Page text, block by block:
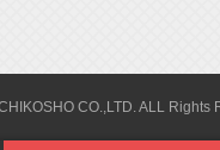
CO.,LTD. ALL Rights